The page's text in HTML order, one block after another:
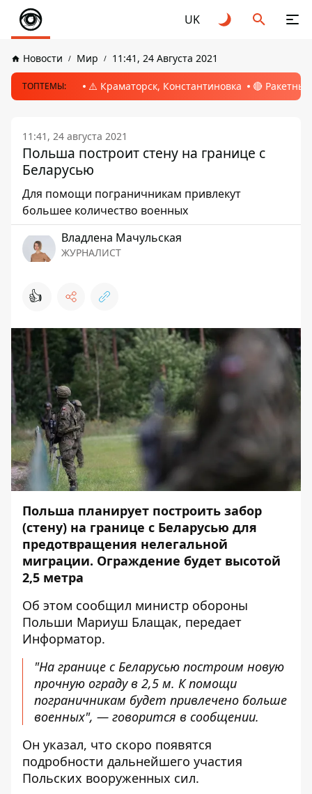
UK
Новости Мир 11:41, 24 Августа 2021
ТОПТЕМЫ: ⚠️ Краматорск, Константиновка 🔴
11:41, 24 августа 2021
Польша построит стену на границе с
Беларусью
Для помощи пограничникам привлекут
большее количество военных
Владлена Мачульская
ЖУРНАЛИСТ
👍
Польша планирует построить забор
(стену) на границе с Беларусью для
предотвращения нелегальной
миграции. Ограждение будет высотой
2,5 метра
Об этом сообщил министр обороны
Польши Мариуш Блащак, передает
Информатор.
"На границе с Беларусью построим новую
прочную ограду в 2,5 м. К помощи
пограничникам будет привлечено больше
военных", — говорится в сообщении.
Он указал, что скоро появятся
подробности дальнейшего участия
Польских вооруженных сил.